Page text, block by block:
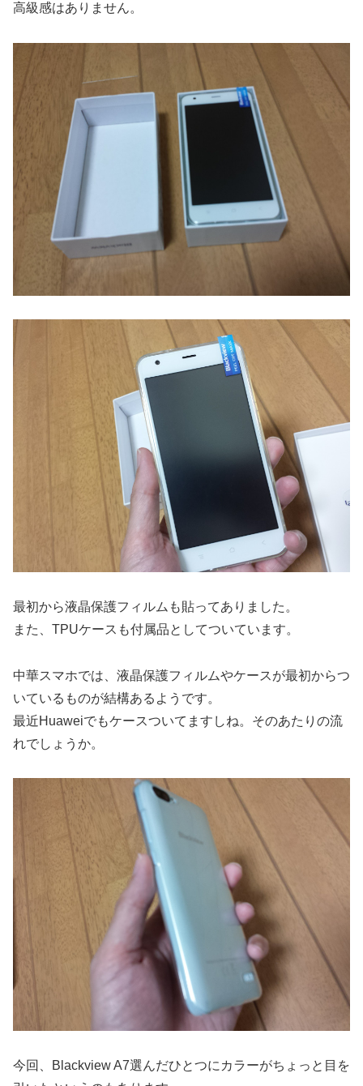
高級感はありません。
最初から液晶保護フィルムも貼ってありました。
また、TPUケースも付属品としてついています。
中華スマホでは、液晶保護フィルムやケースが最初からつ
いているものが結構あるようです。
最近Huaweiでもケースついてますしね。そのあたりの流
れでしょうか。
今回、Blackview A7選んだひとつにカラーがちょっと目を